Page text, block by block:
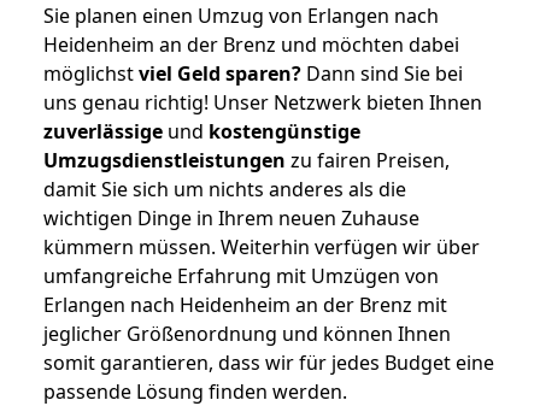
Sie planen einen Umzug von Erlangen nach
Heidenheim an der Brenz und möchten dabei
möglichstviel Geld sparen? Dann sind Sie bei
uns genau richtig! Unser Netzwerk bieten Ihnen
zuverlässige und kostengünstige
Umzugsdienstleistungen zu fairen Preisen,
damit Sie sich um nichts anderes als die
wichtigen Dinge in Ihrem neuen Zuhause
kümmern müssen. Weiterhin verfügen wir über
umfangreiche Erfahrung mit Umzügen von
Erlangen nach Heidenheim an der Brenz mit
jeglicher Größenordnung und können Ihnen
somit garantieren, dass wir für jedes Budget eine
passende Lösung finden werden.